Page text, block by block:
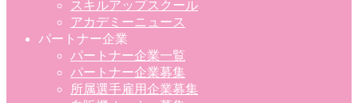
スキルアップスクール
アカデミーニュース
パートナー企業
パートナー企業一覧
パートナー企業募集
所属選手雇用企業募集